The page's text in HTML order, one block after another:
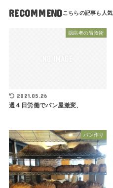
RECOMMEND
臆病者の冒険術
2021.05.26
週４日労働でパン屋激変、
パン作り